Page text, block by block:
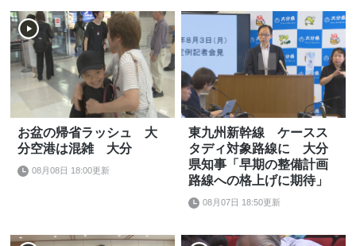
お盆の帰省ラッシュ 大
分空港は混雑 大分
08月08日 18:00更新
東九州新幹線 ケースス
タディ対象路線に 大分
県知事「早期の整備計画
路線への格上げに期待」
08月07日 18:50更新